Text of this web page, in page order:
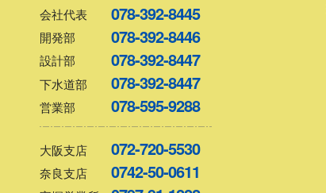
会社代表 078-392-8445
開発部 078-392-8446
設計部 078-392-8447
下水道部 078-392-8447
営業部 078-595-9288
大阪支店 072-720-5530
奈良支店 0742-50-0611